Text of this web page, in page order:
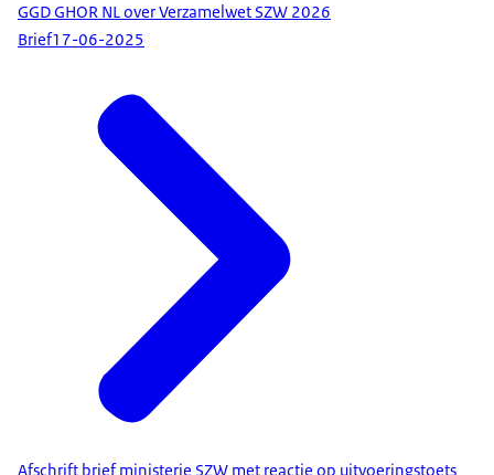
GGD GHOR NL over Verzamelwet SZW 2026
Brief17-06-2025
Afschrift brief ministerie SZW met reactie op uitvoeringstoets